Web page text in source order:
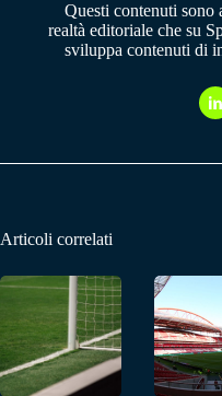
Questi contenuti
realtà editoriale che su
sviluppa contenuti di
Articoli correlati